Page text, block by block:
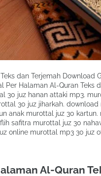
dan Terjemah Download
Halaman Al-Quran Teks
juz hanan attaki mp3.
30 juz jiharkah.
anak murottal juz 30 kartun.
safitra murottal juz 30
online murottal mp3 30 juz
Al-Quran